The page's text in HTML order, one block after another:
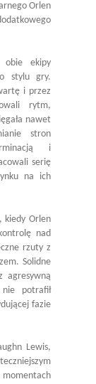
Orlen
obie ekipy
stylu gry.
i przez
rytm,
nawet
stron
i
serię
na ich
kiedy Orlen
nad
rzuty z
Solidne
agresywną
potrafił
fazie
Lewis,